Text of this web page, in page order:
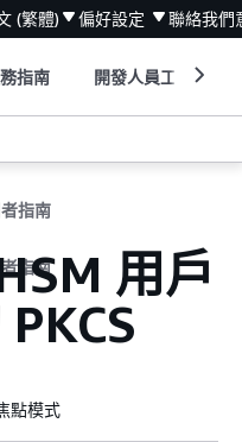
(繁體) 偏好設定 聯絡我們
指南 開發人員工具
指南
指南
用戶
點模式